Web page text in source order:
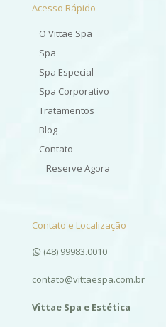
Acesso Rápido
O Vittae Spa
Spa
Spa Especial
Spa Corporativo
Tratamentos
Blog
Contato
Reserve Agora
Contato e Localização
(48) 99983.0010
contato@vittaespa.com.br
Vittae Spa e Estética